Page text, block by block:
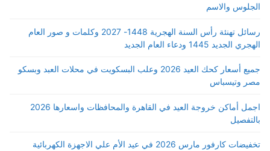
الجلوس والاسم
رسائل تهنئة رأس السنة الهجرية 1448- 2027 وكلمات و صور العام
الهجري الجديد 1445 ودعاء العام الجديد
جميع أسعار كحك العيد 2026 وعلب البسكويت في محلات العبد وبسكو
مصر وتيسباس
اجمل أماكن خروجة العيد في القاهرة والمحافظات واسعارها 2026
بالتفصيل
تخفيضات كارفور مارس 2026 في عيد الأم علي الاجهزة الكهربائية